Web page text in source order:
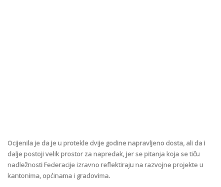
Ocijenila je da je u protekle dvije godine napravljeno dosta, ali da i
dalje postoji velik prostor za napredak, jer se pitanja koja se tiču
nadležnosti Federacije izravno reflektiraju na razvojne projekte u
kantonima, općinama i gradovima.